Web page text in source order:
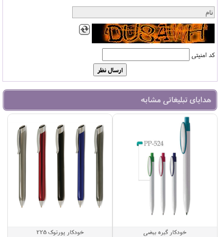
کد امنیتی
هدایای تبلیغاتی مشابه
خودکار گیره بیضی
خودکار پورتوک 225